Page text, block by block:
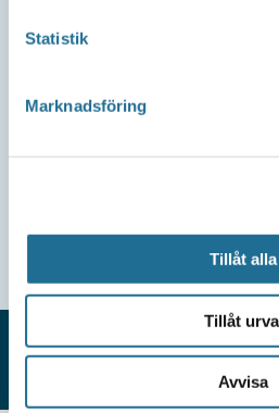
Statistik
Marknadsföring
Tillåt alla
Tillåt
Avvisa
HITTAR DU INTE